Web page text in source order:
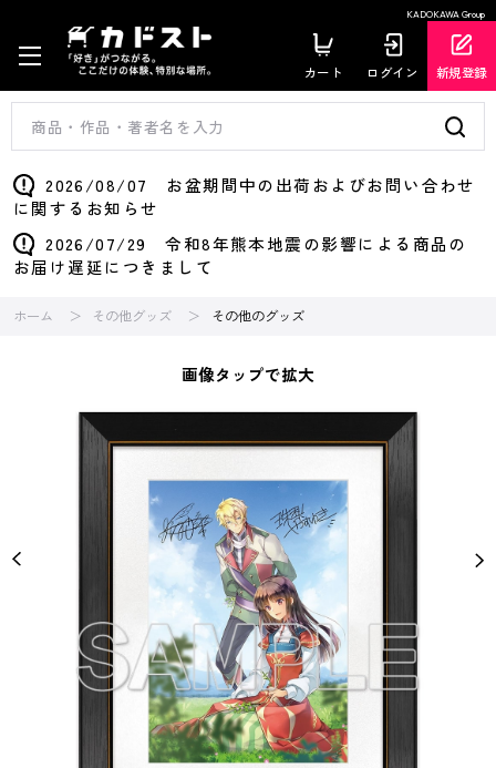
KADOKAWA Group
カート ログイン 新規登録
2026/08/07 お盆期間中の出荷およびお問い合わせ
に関するお知らせ
2026/07/29 令和8年熊本地震の影響による商品の
お届け遅延につきまして
ホーム その他グッズ その他のグッズ
画像タップで拡大